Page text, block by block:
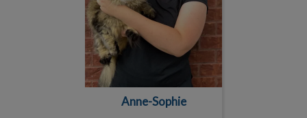
Anne-Sophie